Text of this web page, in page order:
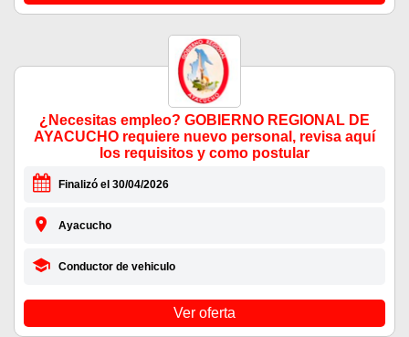
¿Necesitas empleo? GOBIERNO REGIONAL DE
AYACUCHO requiere nuevo personal, revisa aquí
los requisitos y como postular
Finalizó el 30/04/2026
Ayacucho
Conductor de vehiculo
Ver oferta